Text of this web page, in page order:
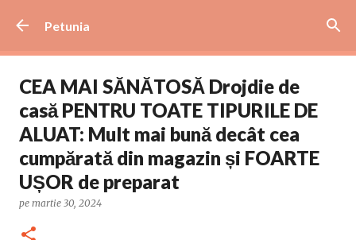
Petunia
CEA MAI SĂNĂTOSĂ Drojdie de
casă PENTRU TOATE TIPURILE DE
ALUAT: Mult mai bună decât cea
cumpărată din magazin și FOARTE
UȘOR de preparat
pe martie 30, 2024